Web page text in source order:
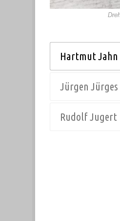
Hartmut Jahn
Jürgen Jürges
Rudolf Jugert